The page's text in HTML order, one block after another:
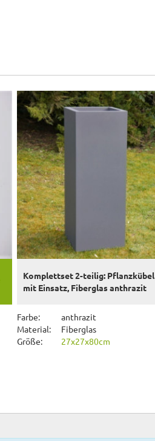
Komplettset 2-teilig: Pflanzkübel
mit Einsatz, Fiberglas anthrazit
Farbe:
anthrazit
Material:
Fiberglas
Größe:
27x27x80cm